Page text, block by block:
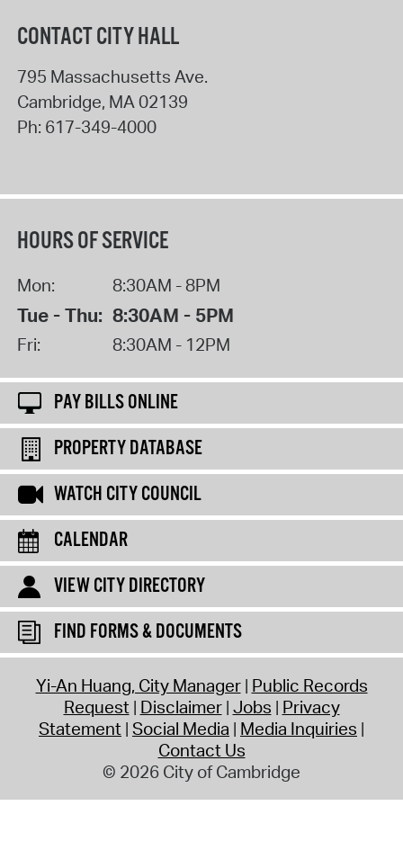
CONTACT CITY HALL
795 Massachusetts Ave.
Cambridge, MA 02139
Ph: 617-349-4000
HOURS OF SERVICE
Mon: 8:30AM - 8PM
Tue - Thu: 8:30AM - 5PM
Fri: 8:30AM - 12PM
PAY BILLS ONLINE
PROPERTY DATABASE
WATCH CITY COUNCIL
CALENDAR
VIEW CITY DIRECTORY
FIND FORMS & DOCUMENTS
Yi-An Huang, City Manager Public Records
Request Disclaimer Jobs Privacy
Statement Social Media Media Inquiries
Contact Us
© 2026 City of Cambridge